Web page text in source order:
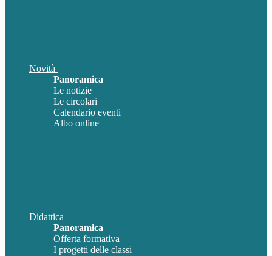
Novità
Panoramica
Le notizie
Le circolari
Calendario eventi
Albo online
Didattica
Panoramica
Offerta formativa
I progetti delle classi